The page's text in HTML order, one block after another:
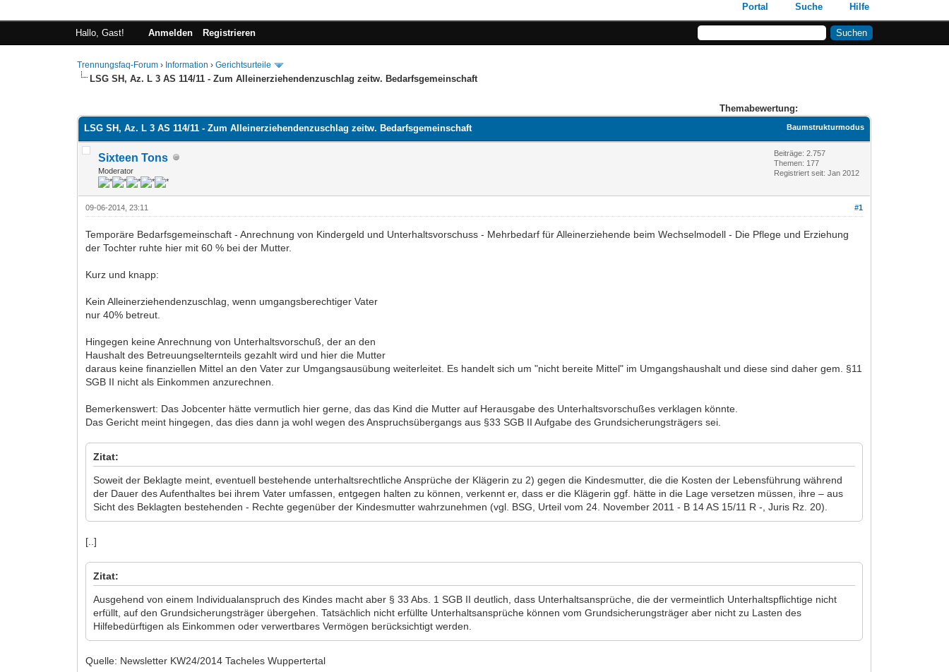
Portal Suche Hilfe
Hallo, Gast! Anmelden Registrieren
Trennungsfaq-Forum › Information ›Gerichtsurteile
LSG SH, Az. L 3 AS 114/11 - Zum Alleinerziehendenzuschlag zeitw. Bedarfsgemeinschaft
Themabewertung:
Baumstrukturmodus
LSG SH, Az. L 3 AS 114/11 - Zum Alleinerziehendenzuschlag zeitw. Bedarfsgemeinschaft
Sixteen Tons
Moderator
Beiträge: 2.757
Themen: 177
Registriert seit: Jan 2012
#1
09-06-2014, 23:11
Temporäre Bedarfsgemeinschaft - Anrechnung von Kindergeld und Unterhaltsvorschuss - Mehrbedarf für Alleinerziehende beim Wechselmodell - Die Pflege und Erziehung
der Tochter ruhte hier mit 60 % bei der Mutter.
Kurz und knapp:
Kein Alleinerziehendenzuschlag, wenn umgangsberechtiger Vater
nur 40% betreut.
Hingegen keine Anrechnung von Unterhaltsvorschuß, der an den
Haushalt des Betreuungselternteils gezahlt wird und hier die Mutter
daraus keine finanziellen Mittel an den Vater zur Umgangsausübung weiterleitet. Es handelt sich um "nicht bereite Mittel" im Umgangshaushalt und diese sind daher gem. §11
SGB II nicht als Einkommen anzurechnen.
Bemerkenswert: Das Jobcenter hätte vermutlich hier gerne, das das Kind die Mutter auf Herausgabe des Unterhaltsvorschußes verklagen könnte.
Das Gericht meint hingegen, das dies dann ja wohl wegen des Anspruchsübergangs aus §33 SGB II Aufgabe des Grundsicherungsträgers sei.
Zitat:
Soweit der Beklagte meint, eventuell bestehende unterhaltsrechtliche Ansprüche der Klägerin zu 2) gegen die Kindesmutter, die die Kosten der Lebensführung während
der Dauer des Aufenthaltes bei ihrem Vater umfassen, entgegen halten zu können, verkennt er, dass er die Klägerin ggf. hätte in die Lage versetzen müssen, ihre – aus
Sicht des Beklagten bestehenden - Rechte gegenüber der Kindesmutter wahrzunehmen (vgl. BSG, Urteil vom 24. November 2011 - B 14 AS 15/11 R -, Juris Rz. 20).
[..]
Zitat:
Ausgehend von einem Individualanspruch des Kindes macht aber § 33 Abs. 1 SGB II deutlich, dass Unterhaltsansprüche, die der vermeintlich Unterhaltspflichtige nicht
erfüllt, auf den Grundsicherungsträger übergehen. Tatsächlich nicht erfüllte Unterhaltsansprüche können vom Grundsicherungsträger aber nicht zu Lasten des
Hilfebedürftigen als Einkommen oder verwertbares Vermögen berücksichtigt werden.
Quelle: Newsletter KW24/2014 Tacheles Wuppertertal